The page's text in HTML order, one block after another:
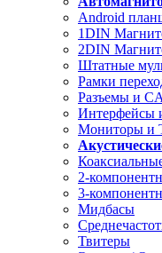
Android
1DIN
2DIN
Штатные
Рамки
Разъемы и
Интерфейсы
Мониторы и
2-
3-
Мидбасы
Твитеры